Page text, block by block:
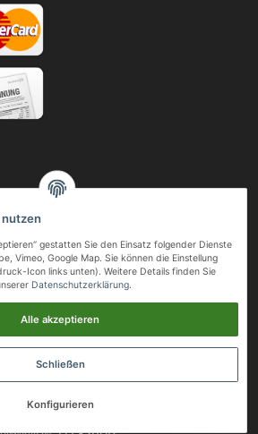
Versand.
nutzen
gestatten Sie den Einsatz folgender Dienste
Vimeo, Google Map. Sie können die Einstellung
Icon links unten). Weitere Details finden Sie
Datenschutzerklärung.
Alle akzeptieren
Schließen
Konfigurieren